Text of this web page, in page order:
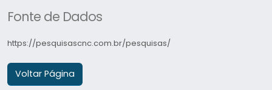
Fonte de Dados
https://pesquisascnc.com.br/pesquisas/
Voltar Página